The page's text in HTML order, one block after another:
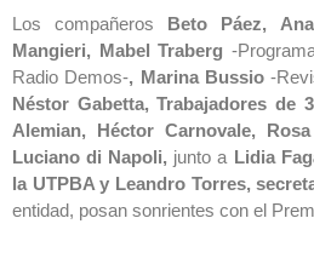
Los compañeros Beto Páez,
Mangieri, Mabel Traberg -
Radio Demos-, Marina Bussio-
Néstor Gabetta, Trabajadores de
Alemian, Héctor Carnovale,
Luciano di Napoli, junto a Lidia
la UTPBA y Leandro Torres,
entidad, posan sonrientes con el